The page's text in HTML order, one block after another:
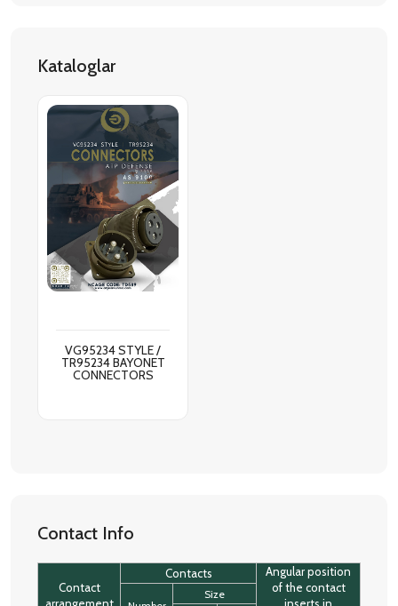
Kataloglar
VG95234 STYLE /
TR95234 BAYONET
CONNECTORS
Contact Info
Contact
Contacts
Angular position
of the contact
Size